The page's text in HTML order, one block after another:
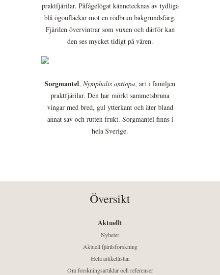
praktfjärilar. Påfågelögat kännetecknas av tydliga
blå ögonfläckar mot en rödbrun bakgrundsfärg.
Fjärilen övervintrar som vuxen och därför kan
den ses mycket tidigt på våren.
Sorgmantel, Nymphalis antiopa, art i familjen
praktfjärilar. Den har mörkt sammetsbruna
vingar med bred, gul ytterkant och äter bland
annat sav och rutten frukt. Sorgmantel finns i
hela Sverige.
Översikt
Aktuellt
Nyheter
Aktuell fjärilsforskning
Hela artikellistan
Om forskningsartiklar och referenser